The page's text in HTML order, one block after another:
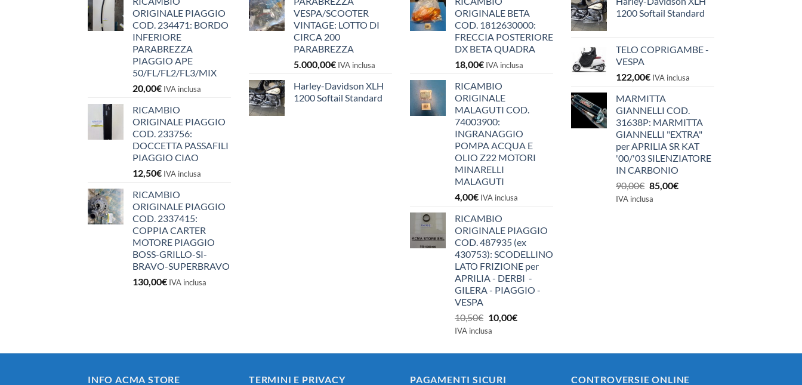
ORIGINALE PIAGGIO
COD. 234471: BORDO
INFERIORE
PARABREZZA
PIAGGIO APE
50/FL/FL2/FL3/MIX
20,00€ IVA inclusa
RICAMBIO
ORIGINALE PIAGGIO
COD. 233756:
DOCCETTA PASSAFILI
PIAGGIO CIAO
12,50€ IVA inclusa
RICAMBIO
ORIGINALE PIAGGIO
COD. 2337415:
COPPIA CARTER
MOTORE PIAGGIO
BOSS-GRILLO-SI-
BRAVO-SUPERBRAVO
130,00€ IVA inclusa
VESPA/SCOOTER
VINTAGE: LOTTO DI
CIRCA 200
PARABREZZA
5.000,00€ IVA inclusa
Harley-Davidson XLH
1200 Softail Standard
ORIGINALE BETA
COD. 1812630000:
FRECCIA POSTERIORE
DX BETA QUADRA
18,00€ IVA inclusa
RICAMBIO
ORIGINALE
MALAGUTI COD.
74003900:
INGRANAGGIO
POMPA ACQUA E
OLIO Z22 MOTORI
MINARELLI
MALAGUTI
4,00€ IVA inclusa
RICAMBIO
ORIGINALE PIAGGIO
COD. 487935 (ex
430753): SCODELLINO
LATO FRIZIONE per
APRILIA - DERBI -
GILERA - PIAGGIO -
VESPA
10,50€ Il
prezzo
era:
10,00€Il
è:
IVA inclusa
1200 Softail Standard
TELO COPRIGAMBE -
VESPA
122,00€ IVA inclusa
MARMITTA
GIANNELLI COD.
31638P: MARMITTA
GIANNELLI "EXTRA"
per APRILIA SR KAT
'00/'03 SILENZIATORE
IN CARBONIO
90,00€ Il
prezzo
85,00€Il
IVA inclusa
INFO ACMA STORE TERMINI E PRIVACY PAGAMENTI SICURI CONTROVERSIE ONLINE